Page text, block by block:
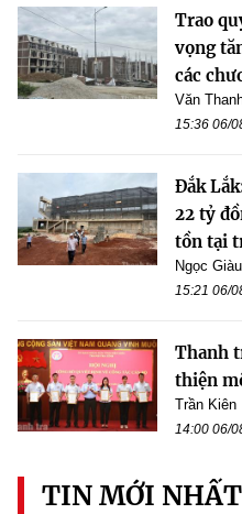
Trao
vọng
các
Văn
15:36 06/
Đắk
22 tỷ
tồn tại
Ngọc Giàu
15:21 06/
Thanh
thiện
Trần Kiên
14:00 06/
TIN MỚI NHẤT